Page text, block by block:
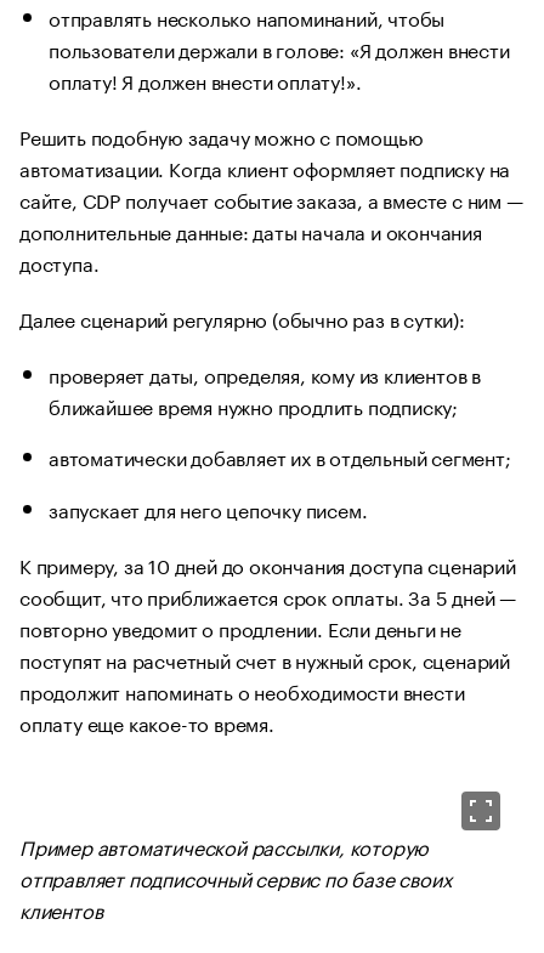
отправлять несколько напоминаний, чтобы
пользователи держали в голове: «Я должен внести
оплату! Я должен внести оплату!».
Решить подобную задачу можно с помощью
автоматизации. Когда клиент оформляет подписку на
сайте, CDP получает событие заказа, а вместе с ним —
дополнительные данные: даты начала и окончания
доступа.
Далее сценарий регулярно (обычно раз в сутки):
проверяет даты, определяя, кому из клиентов в
ближайшее время нужно продлить подписку;
автоматически добавляет их в отдельный сегмент;
запускает для него цепочку писем.
К примеру, за 10 дней до окончания доступа сценарий
сообщит, что приближается срок оплаты. За 5 дней —
повторно уведомит о продлении. Если деньги не
поступят на расчетный счет в нужный срок, сценарий
продолжит напоминать о необходимости внести
оплату еще какое-то время.
Пример автоматической рассылки, которую
отправляет подписочный сервис по базе своих
клиентов